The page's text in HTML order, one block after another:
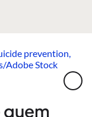
quem